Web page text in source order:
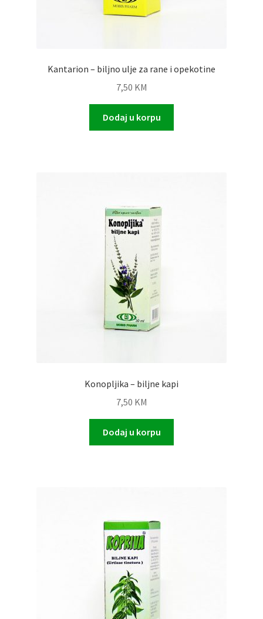
Kantarion – biljno ulje za rane i opekotine
7,50 KM
Dodaj u korpu
Konopljika – biljne kapi
7,50 KM
Dodaj u korpu